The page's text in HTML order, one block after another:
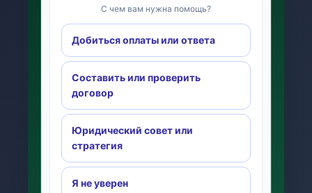
С чем вам нужна помощь?
Добиться оплаты или ответа
Составить или проверить
договор
Юридический совет или
стратегия
Я не уверен